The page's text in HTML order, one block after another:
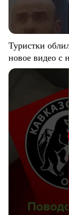
Туристки
новое видео с